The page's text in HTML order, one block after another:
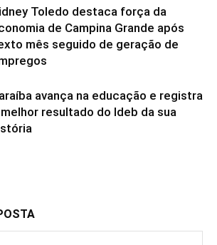
Toledo destaca força da
de Campina Grande após
mês seguido de geração de
avança na educação e registra
resultado do Ideb da sua